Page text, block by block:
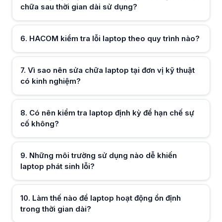
Hữu ích (0)
chữa sau thời gian dài sử dụng?
Hữu ích (0)
6. HACOM kiểm tra lỗi laptop theo quy trình nào?
Hữu ích (0)
7. Vì sao nên sửa chữa laptop tại đơn vị kỹ thuật
có kinh nghiệm?
Hữu ích (0)
8. Có nên kiểm tra laptop định kỳ để hạn chế sự
cố không?
Hữu ích (0)
9. Những môi trường sử dụng nào dễ khiến
laptop phát sinh lỗi?
10. Làm thế nào để laptop hoạt động ổn định
trong thời gian dài?